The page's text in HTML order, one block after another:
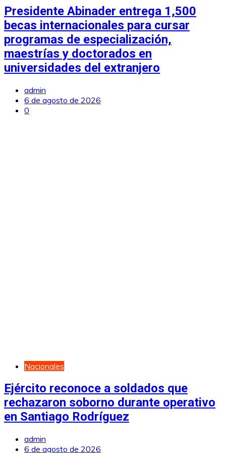
Presidente Abinader entrega 1,500
becas internacionales para cursar
programas de especialización,
maestrías y doctorados en
universidades del extranjero
admin
6 de agosto de 2026
0
Nacionales
Ejército reconoce a soldados que
rechazaron soborno durante operativo
en Santiago Rodríguez
admin
6 de agosto de 2026